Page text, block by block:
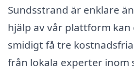
Sundsstrand är enklare
hjälp av vår plattform kan
smidigt få tre
från lokala experter inom